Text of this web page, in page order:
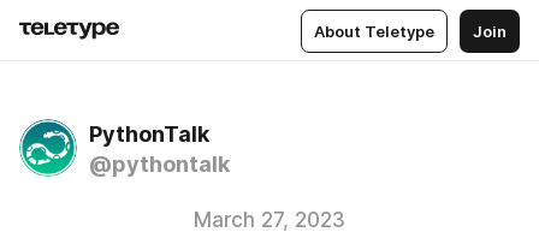
About Teletype Join
PythonTalk
@pythontalk
March 27, 2023